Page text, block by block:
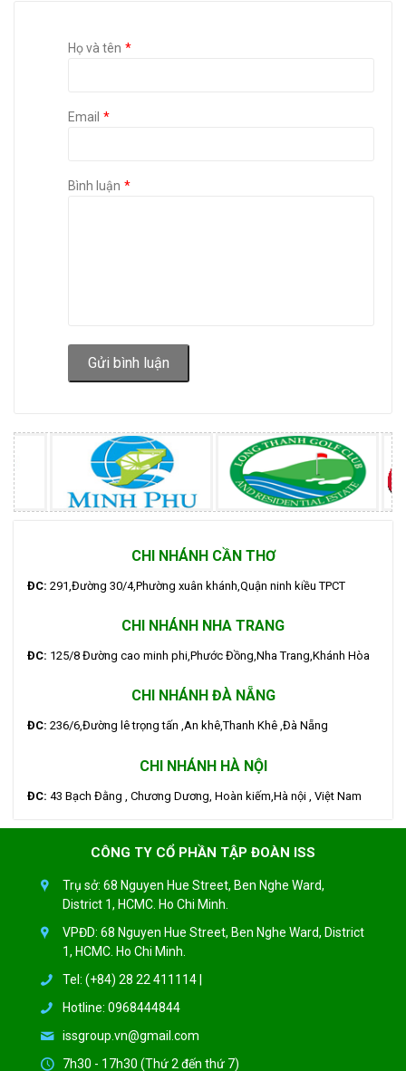
Họ và tên
Email
Bình luận
Gửi bình luận
CHI NHÁNH CẦN THƠ
ĐC: 291,Đường 30/4,Phường xuân khánh,Quận ninh kiều TPCT
CHI NHÁNH NHA TRANG
ĐC: 125/8 Đường cao minh phi,Phước Đồng,Nha Trang,Khánh Hòa
CHI NHÁNH ĐÀ NẴNG
ĐC: 236/6,Đường lê trọng tấn ,An khê,Thanh Khê ,Đà Nẵng
CHI NHÁNH HÀ NỘI
ĐC: 43 Bạch Đằng , Chương Dương, Hoàn kiếm,Hà nội , Việt Nam
CÔNG TY CỔ PHẦN TẬP ĐOÀN ISS
Trụ sở: 68 Nguyen Hue Street, Ben Nghe Ward,
District 1, HCMC. Ho Chi Minh.
VPĐD: 68 Nguyen Hue Street, Ben Nghe Ward, District
1, HCMC. Ho Chi Minh.
Tel: (+84) 28 22 411114 |
Hotline: 0968444844
issgroup.vn@gmail.com
7h30 - 17h30 (Thứ 2 đến thứ 7)